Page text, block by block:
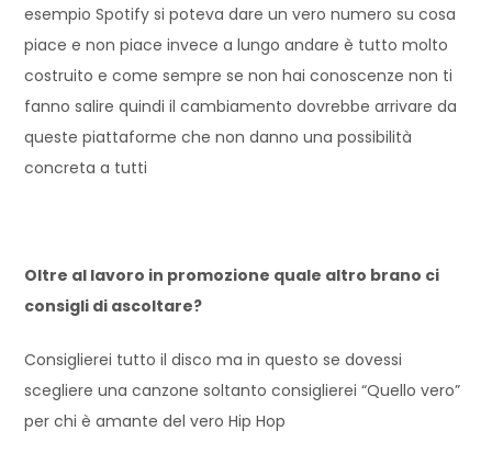
esempio Spotify si poteva dare un vero numero su cosa
piace e non piace invece a lungo andare è tutto molto
costruito e come sempre se non hai conoscenze non ti
fanno salire quindi il cambiamento dovrebbe arrivare da
queste piattaforme che non danno una possibilità
concreta a tutti
Oltre al lavoro in promozione quale altro brano ci
consigli di ascoltare?
Consiglierei tutto il disco ma in questo se dovessi
scegliere una canzone soltanto consiglierei “Quello vero”
per chi è amante del vero Hip Hop